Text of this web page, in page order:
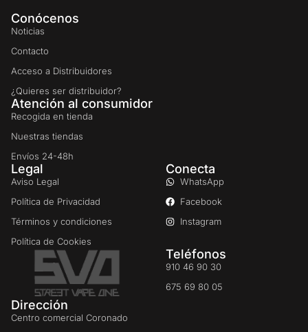
Conócenos
Noticias
Contacto
Acceso a Distribuidores
¿Quieres ser distribuidor?
Atención al consumidor
Recogida en tienda
Nuestras tiendas
Envíos 24-48h
Legal
Aviso Legal
Política de Privacidad
Términos y condiciones
Política de Cookies
Conecta
WhatsApp
Facebook
Instagram
Teléfonos
910 46 90 30
675 69 80 05
Dirección
Centro comercial Coronado